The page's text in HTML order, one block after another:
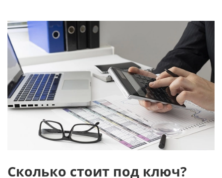
Сколько стоит под ключ?